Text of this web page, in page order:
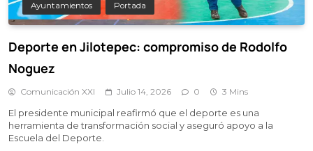
Ayuntamientos Portada
Deporte en Jilotepec: compromiso de Rodolfo
Noguez
Comunicación XXI Julio 14, 2026 0 3 Mins
El presidente municipal reafirmó que el deporte es una
herramienta de transformación social y aseguró apoyo a la
Escuela del Deporte.